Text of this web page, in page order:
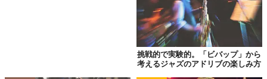
ジャズアーティストとして
初めて「TIME」の表紙に
挑戦的で実験的。「ビバップ」から
考えるジャズのアドリブの楽しみ方